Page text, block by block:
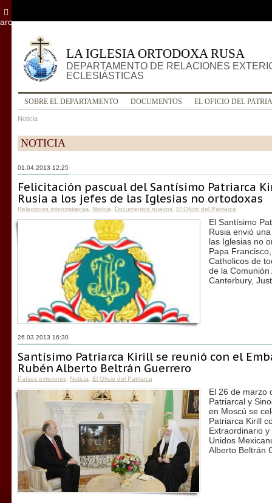
LA IGLESIA ORTODOXA RUSA
DEPARTAMENTO DE RELACIONES
ECLESIÁSTICAS
SOBRE EL DEPARTAMENTO DOCUMENTOS EL OFICIO DEL
Noticia
NOTICIA
01.04.2013 12:25
Felicitación pascual del Santísimo Patriarca
Rusia a los jefes de las Iglesias no ortodoxas
Relaciones intercristianas Noticia Documentos nuevos El Oficio del Patriarca
El Santísimo
Rusia envió
las Iglesias no
Papa
Catholicos de
de la Comunión
Canterbury,
26.03.2013 16:30
Santísimo Patriarca Kirill se reunió con el
Rubén Alberto Beltrán Guerrero
Países exteriores Noticia El Oficio del Patriarca
El 26 de marzo
Patriarcal y
en Moscú se
Patriarca Kirill
Extraordinario
Unidos
Alberto Beltrán
archivo